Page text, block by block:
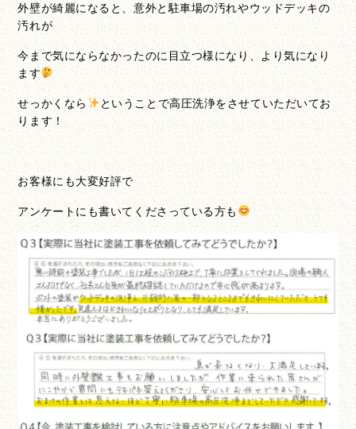
外壁が綺麗になると、意外と駐車場の汚れやウッドデッキの
汚れが
今まで気にならなかったのに目立つ様になり、より気になり
ます
せっかくなら
ということで高圧洗浄をさせていただいてお
ります！
お客様にも大変好評で
アンケートにも書いてくださっている方も